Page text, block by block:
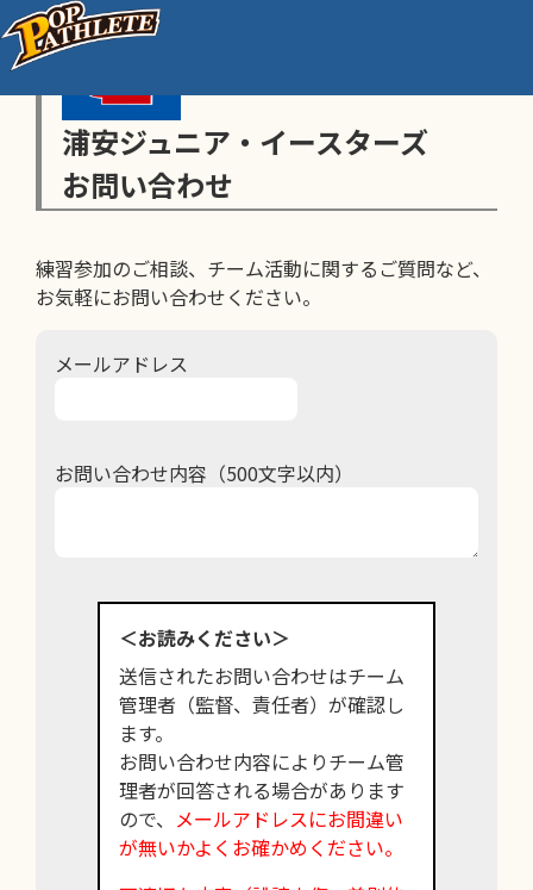
浦安ジュニア・イースターズ
お問い合わせ
練習参加のご相談、チーム活動に関するご質問など、
お気軽にお問い合わせください。
メールアドレス
お問い合わせ内容（500文字以内）
＜お読みください＞
送信されたお問い合わせはチーム
管理者（監督、責任者）が確認し
ます。
お問い合わせ内容によりチーム管
理者が回答される場合があります
ので、 メールアドレスにお間違い
が無いかよくお確かめください。